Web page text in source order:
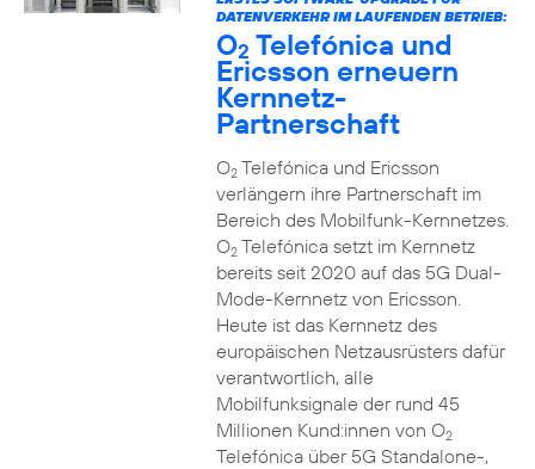
DATENVERKEHR IM LAUFENDEN BETRIEB:
O2 Telefónica und
Ericsson erneuern
Kernnetz-
Partnerschaft
O2Telefónica und Ericsson
verlängern ihre Partnerschaft im
Bereich des Mobilfunk-Kernnetzes.
O2Telefónica setzt im Kernnetz
bereits seit 2020 auf das 5G Dual-
Mode-Kernnetz von Ericsson.
Heute ist das Kernnetz des
europäischen Netzausrüsters dafür
verantwortlich, alle
Mobilfunksignale der rund 45
Millionen Kund:innen von O2
Telefónica über 5G Standalone-,